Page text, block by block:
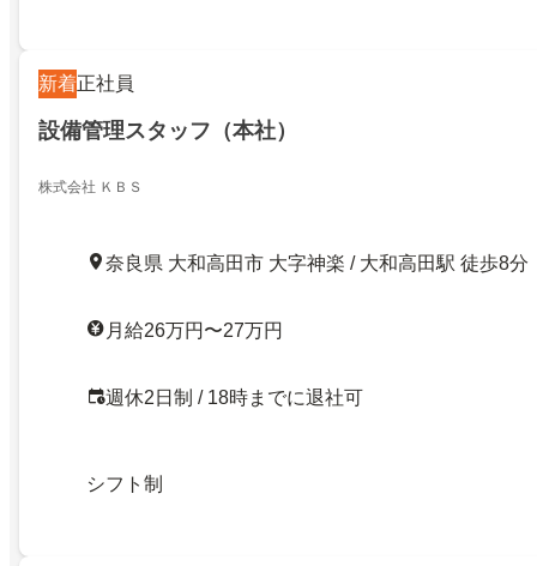
新着正社員
設備管理スタッフ（本社）
株式会社 ＫＢＳ
奈良県 大和高田市 大字神楽 / 大和高田駅 徒歩8分
月給26万円〜27万円
週休2日制 / 18時までに退社可
シフト制